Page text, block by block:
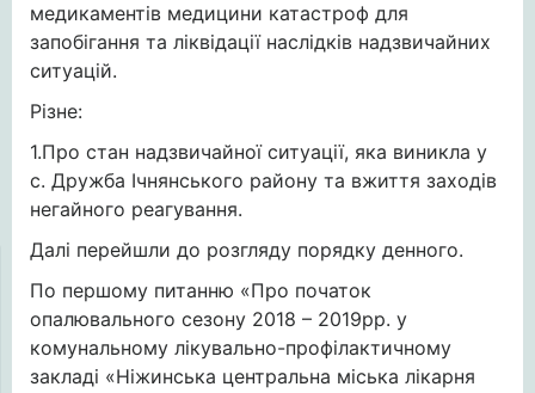
медикаментів медицини катастроф для
запобігання та ліквідації наслідків надзвичайних
ситуацій.
Різне:
1.Про стан надзвичайної ситуації, яка виникла у
с. Дружба Ічнянського району та вжиття заходів
негайного реагування.
Далі перейшли до розгляду порядку денного.
По першому питанню «Про початок
опалювального сезону 2018 – 2019рр. у
комунальному лікувально-профілактичному
закладі «Ніжинська центральна міська лікарня